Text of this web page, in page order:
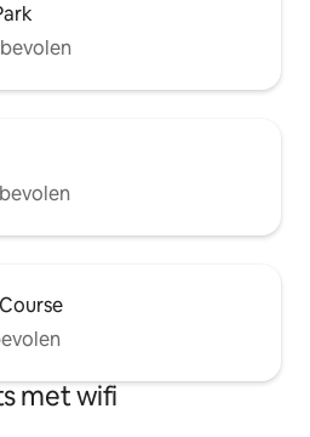
met wifi